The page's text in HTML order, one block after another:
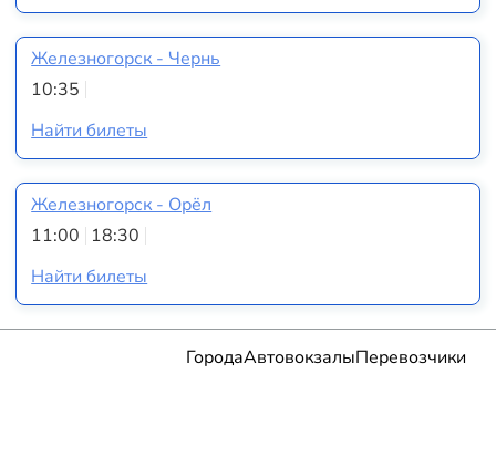
Железногорск - Чернь
10:35
Найти билеты
Железногорск - Орёл
11:00 18:30
Найти билеты
ГородаАвтовокзалыПеревозчики